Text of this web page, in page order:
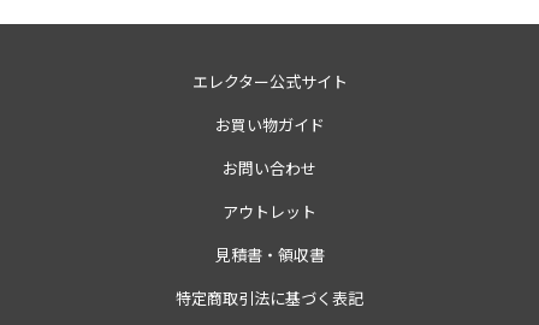
エレクター公式サイト
お買い物ガイド
お問い合わせ
アウトレット
見積書・領収書
特定商取引法に基づく表記